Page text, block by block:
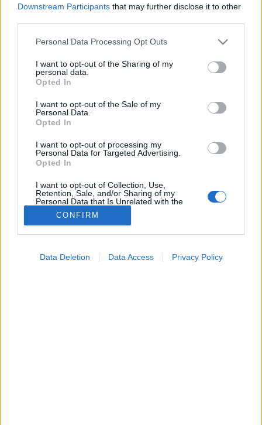
Downstream Participants that may further disclose it to other
Please note that this website/app uses one or more Google
not limited to your visit or usage behaviour. You may click to
grant or deny consent to Google and its third-party tags to
use your data for below specified purposes in below Google
consent section.
Personal Data Processing Opt Outs
I want to opt-out of the Sharing of my
personal data.
Opted In
I want to opt-out of the Sale of my
Personal Data.
Opted In
I want to opt-out of processing my
Personal Data for Targeted Advertising.
Opted In
I want to opt-out of Collection, Use,
Retention, Sale, and/or Sharing of my
Personal Data that Is Unrelated with the
Purposes for which it was collected.
Opted Out
I want to allow Google to enable storage
CONFIRM
Data Deletion Data Access Privacy Policy
Tünet
Kezelés
Életmódváltás
Kutatás
Prevenció
Hírek
Videók
#allergia#influenza
#cukorbetegség
#pajzsmirigy#reflux#ekcéma#herpesz
Regisztráció
Trombocita